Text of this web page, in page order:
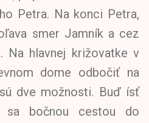
Petra. Na konci Petra,
smer Jamník a cez
Na hlavnej križovatke v
dome odbočiť na
dve možnosti. Buď ísť
sa bočnou cestou do